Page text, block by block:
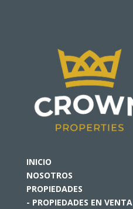
INICIO
NOSOTROS
PROPIEDADES
- PROPIEDADES EN VENTA